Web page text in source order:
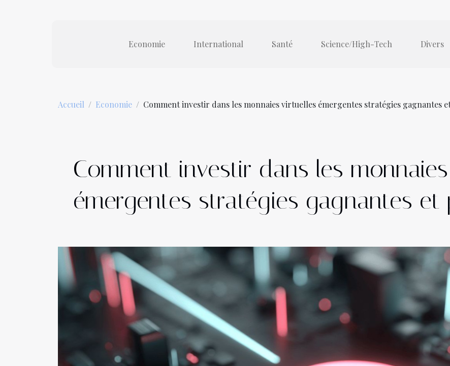
Economie International Santé Science/High-Tech Divers
Accueil Economie Comment investir dans les monnaies virtuelles émergentes stratégies gagnantes
Comment investir dans les
émergentes stratégies gagnantes et